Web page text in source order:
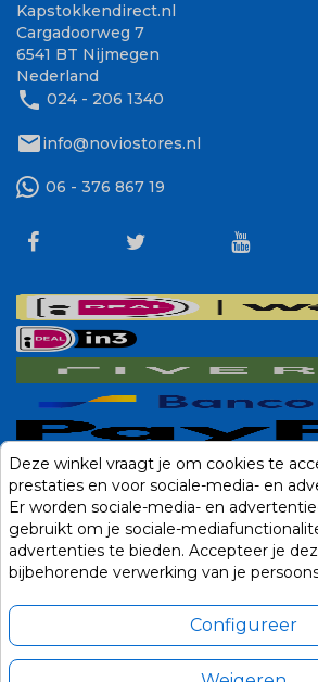
Kapstokkendirect.nl
Cargadoorweg 7
6541 BT Nijmegen
Nederland
phone 024 - 206 1340
mailinfo@noviostores.nl
06 - 376 867 19
Deze winkel vraagt je om cookies te
prestaties en voor sociale-media- en
Er worden sociale-media- en
gebruikt om je sociale-
advertenties te bieden. Accepteer je
bijbehorende verwerking van je
Configureer